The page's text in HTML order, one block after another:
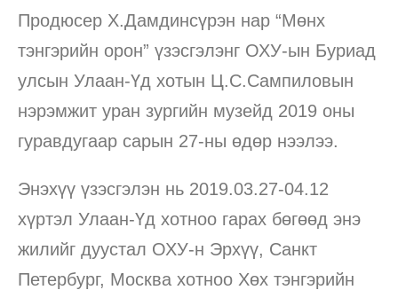
Продюсер Х.Дамдинсүрэн нар “Мөнх
тэнгэрийн орон” үзэсгэлэнг ОХУ-ын Буриад
улсын Улаан-Үд хотын Ц.С.Сампиловын
нэрэмжит уран зургийн музейд 2019 оны
гуравдугаар сарын 27-ны өдөр нээлээ.
Энэхүү үзэсгэлэн нь 2019.03.27-04.12
хүртэл Улаан-Үд хотноо гарах бөгөөд энэ
жилийг дуустал ОХУ-н Эрхүү, Санкт
Петербург, Москва хотноо Хөх тэнгэрийн